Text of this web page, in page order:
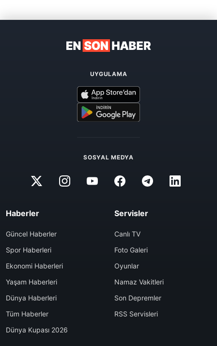
UYGULAMA
SOSYAL MEDYA
Haberler
Güncel Haberler
Spor Haberleri
Ekonomi Haberleri
Yaşam Haberleri
Dünya Haberleri
Tüm Haberler
Dünya Kupası 2026
Servisler
Canlı TV
Foto Galeri
Oyunlar
Namaz Vakitleri
Son Depremler
RSS Servisleri